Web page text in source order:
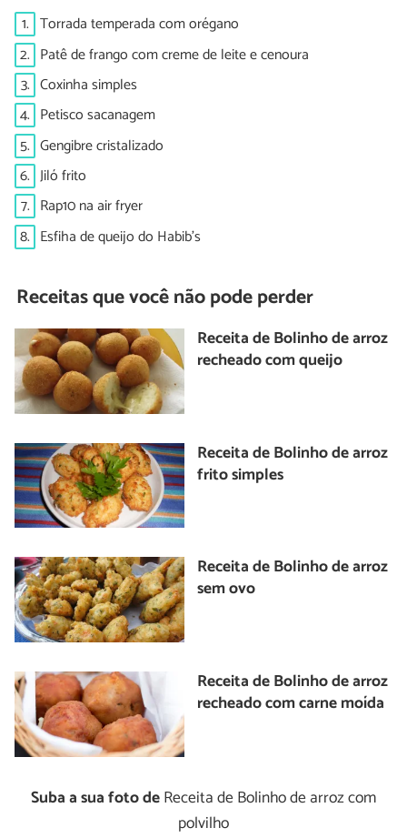
1. Torrada temperada com orégano
2. Patê de frango com creme de leite e cenoura
3. Coxinha simples
4. Petisco sacanagem
5. Gengibre cristalizado
6. Jiló frito
7. Rap10 na air fryer
8. Esfiha de queijo do Habib's
Receitas que você não pode perder
Receita de Bolinho de arroz
recheado com queijo
Receita de Bolinho de arroz
frito simples
Receita de Bolinho de arroz
sem ovo
Receita de Bolinho de arroz
recheado com carne moída
Suba a sua foto deReceita de Bolinho de arroz com
polvilho